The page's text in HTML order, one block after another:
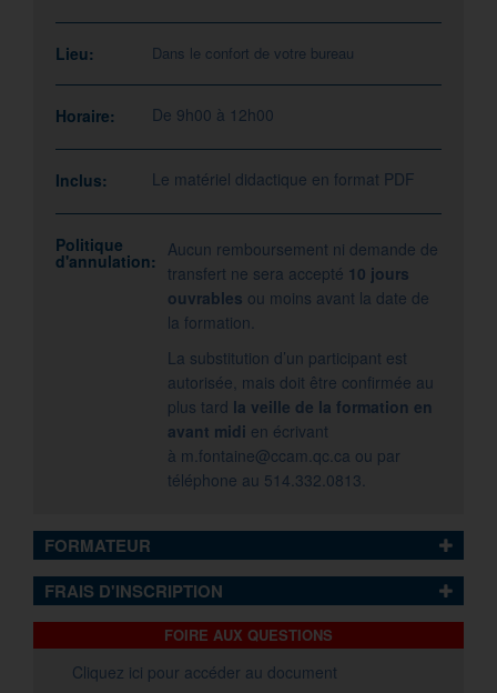
Lieu: Dans le confort de votre bureau
Horaire: De 9h00 à 12h00
Inclus: Le matériel didactique en format PDF
Politique
d'annulation:
Aucun remboursement ni demande de
transfert ne sera accepté 10 jours
ouvrables ou moins avant la date de
la formation.
La substitution d’un participant est
autorisée, mais doit être confirmée au
plus tard la veille de la formation en
avant midi en écrivant
à m.fontaine@ccam.qc.ca ou par
téléphone au 514.332.0813.
FORMATEUR
FRAIS D'INSCRIPTION
FOIRE AUX QUESTIONS
Cliquez ici pour accéder au document